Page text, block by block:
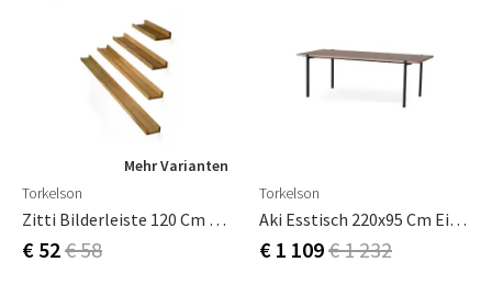
Mehr Varianten
Torkelson
Zitti Bilderleiste 120 Cm Eiche Geölt
€ 52€ 58
Torkelson
Aki Esstisch 220x95 Cm Eiche Grau Gebeizt
€ 1 109€ 1 232